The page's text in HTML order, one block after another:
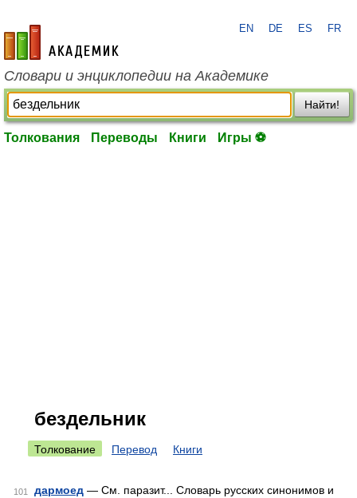
academic.ru
EN DE ES FR
Словари и энциклопедии на Академике
Найти!
Толкования Переводы Книги Игры ⚽
бездельник
Толкование Перевод Книги
101 дармоед — См. паразит... Словарь русских синонимов и